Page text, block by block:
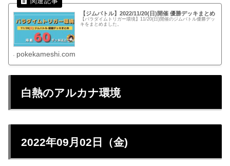
【ジムバトル】2022/11/20(日)開催 優勝デッキまとめ
【パラダイムトリガー環境】11/20(日)開催のジムバトル優勝デッ
キをまとめました。
pokekameshi.com
白熱のアルカナ環境
2022年09月02日（金)